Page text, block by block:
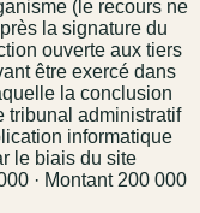
(le recours ne
la signature du
ouverte aux tiers
être exercé dans
la conclusion
tribunal administratif
informatique
le biais du site
· Montant 200 000